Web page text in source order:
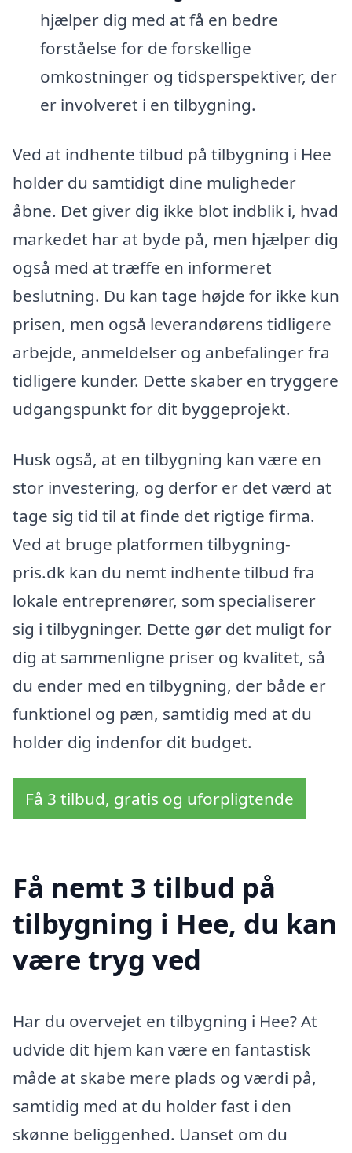
hjælper dig med at få en bedre
forståelse for de forskellige
omkostninger og tidsperspektiver, der
er involveret i en tilbygning.
Ved at indhente tilbud på tilbygning i Hee
holder du samtidigt dine muligheder
åbne. Det giver dig ikke blot indblik i, hvad
markedet har at byde på, men hjælper dig
også med at træffe en informeret
beslutning. Du kan tage højde for ikke kun
prisen, men også leverandørens tidligere
arbejde, anmeldelser og anbefalinger fra
tidligere kunder. Dette skaber en tryggere
udgangspunkt for dit byggeprojekt.
Husk også, at en tilbygning kan være en
stor investering, og derfor er det værd at
tage sig tid til at finde det rigtige firma.
Ved at bruge platformen tilbygning-
pris.dk kan du nemt indhente tilbud fra
lokale entreprenører, som specialiserer
sig i tilbygninger. Dette gør det muligt for
dig at sammenligne priser og kvalitet, så
du ender med en tilbygning, der både er
funktionel og pæn, samtidig med at du
holder dig indenfor dit budget.
Få 3 tilbud, gratis og uforpligtende
Få nemt 3 tilbud på
tilbygning i Hee, du kan
være tryg ved
Har du overvejet en tilbygning i Hee? At
udvide dit hjem kan være en fantastisk
måde at skabe mere plads og værdi på,
samtidig med at du holder fast i den
skønne beliggenhed. Uanset om du